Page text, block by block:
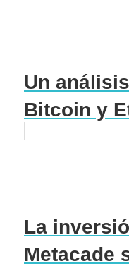
Un
Bitcoin y
La
Metacade